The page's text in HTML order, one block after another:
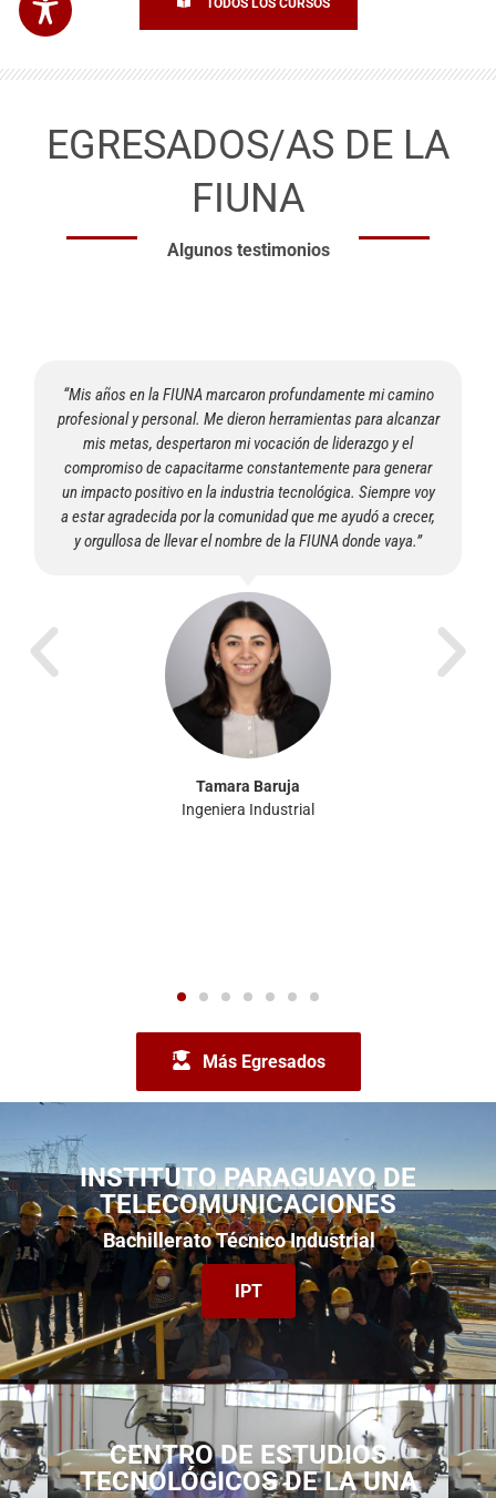
TODOS LOS CURSOS
EGRESADOS/AS DE LA
FIUNA
Algunos testimonios
Mi paso por la FIUNA significó un gran desafío intelectual y
personal, me permitió adquirir y fortalecer conocimientos
tanto en las áreas básicas como también en las más
aplicadas. Sobre todo, me preparó para poder enfrentar todo
tipo de desafío intelectual y profesional.
Alejandro J. Giangreco Maidana
Ingeniero Electrónico
Más Egresados
INSTITUTO PARAGUAYO DE
TELECOMUNICACIONES
Bachillerato Técnico Industrial
IPT
CENTRO DE ESTUDIOS
TECNOLÓGICOS DE LA UNA